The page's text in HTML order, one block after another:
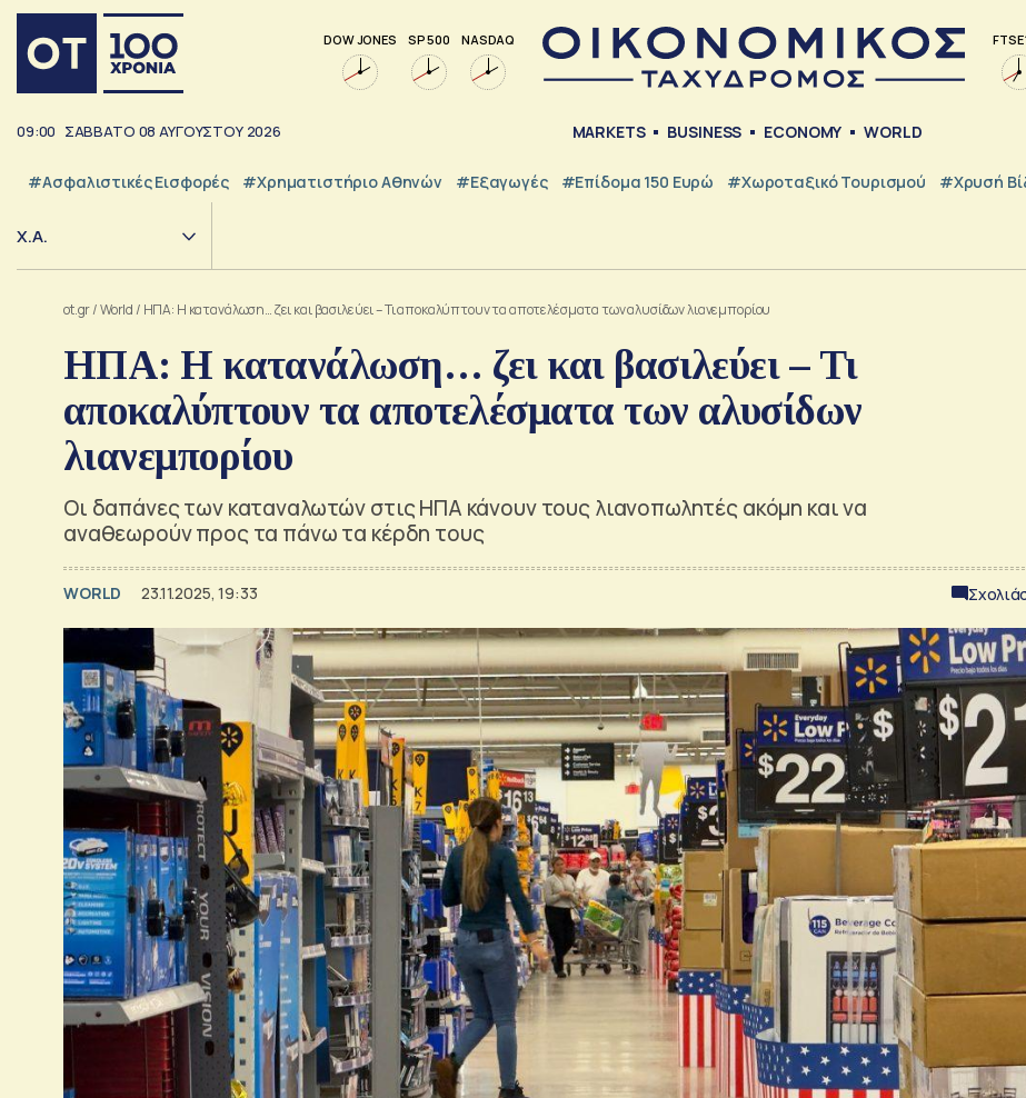
DOW JONES SP 500 NASDAQ FTSE
09:00 ΣΑΒΒΑΤΟ 08 ΑΥΓΟΥΣΤΟΥ 2026 MARKETS BUSINESS ECONOMY WORLD
#Ασφαλιστικές Εισφορές #Χρηματιστήριο Αθηνών #εξαγωγές #Επίδομα 150 Ευρώ #Χωροταξικό Τουρισμού #Χρυσή
Χ.Α.
ot.gr/World / ΗΠΑ: Η κατανάλωση… ζει και βασιλεύει – Τι αποκαλύπτουν τα αποτελέσματα των αλυσίδων λιανεμπορίου
ΗΠΑ: Η κατανάλωση… ζει και βασιλεύει – Τι
αποκαλύπτουν τα αποτελέσματα των αλυσίδων
λιανεμπορίου
Οι δαπάνες των καταναλωτών στις ΗΠΑ κάνουν τους λιανοπωλητές ακόμη και να
αναθεωρούν προς τα πάνω τα κέρδη τους
WORLD 23.11.2025, 19:33